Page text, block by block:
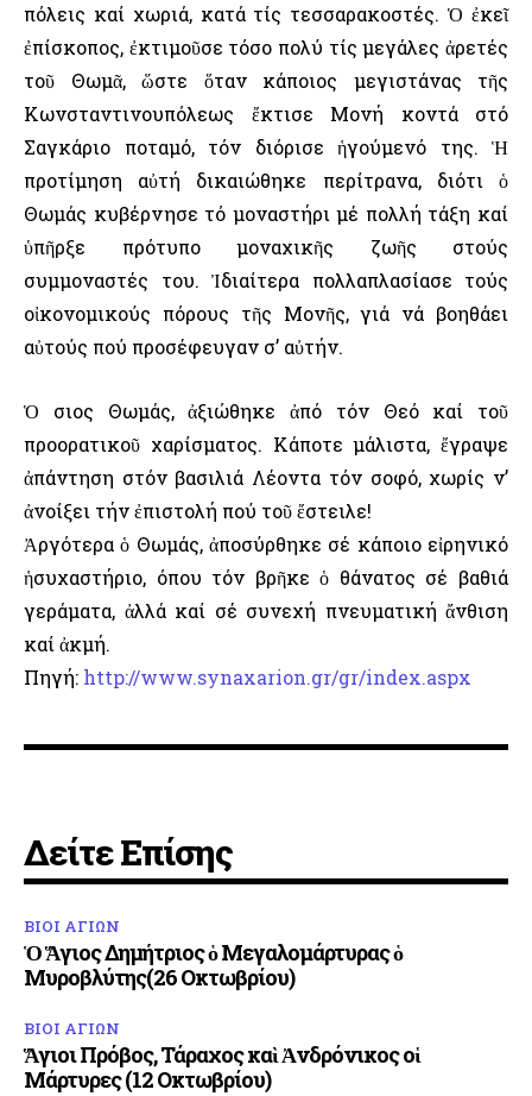
πόλεις καί χωριά, κατά τίς τεσσαρακοστές. Ὁ ἐκεῖ
ἐπίσκοπος, ἐκτιμοῦσε τόσο πολύ τίς μεγάλες ἀρετές
τοῦ Θωμᾶ, ὥστε ὅταν κάποιος μεγιστάνας τῆς
Κωνσταντινουπόλεως ἔκτισε Μονή κοντά στό
Σαγκάριο ποταμό, τόν διόρισε ἡγούμενό της. Ἡ
προτίμηση αὐτή δικαιώθηκε περίτρανα, διότι ὁ
Θωμάς κυβέρνησε τό μοναστήρι μέ πολλή τάξη καί
ὑπῆρξε πρότυπο μοναχικῆς ζωῆς στούς
συμμοναστές του. Ἰδιαίτερα πολλαπλασίασε τούς
οἰκονομικούς πόρους τῆς Μονῆς, γιά νά βοηθάει
αὐτούς πού προσέφευγαν σ’ αὐτήν.
Ὁ Ὅσιος Θωμάς, ἀξιώθηκε ἀπό τόν Θεό καί τοῦ
προορατικοῦ χαρίσματος. Κάποτε μάλιστα, ἔγραψε
ἀπάντηση στόν βασιλιά Λέοντα τόν σοφό, χωρίς ν’
ἀνοίξει τήν ἐπιστολή πού τοῦ ἔστειλε!
Ἀργότερα ὁ Θωμάς, ἀποσύρθηκε σέ κάποιο εἰρηνικό
ἡσυχαστήριο, όπου τόν βρῆκε ὁ θάνατος σέ βαθιά
γεράματα, ἀλλά καί σέ συνεχή πνευματική ἄνθιση
καί ἀκμή.
Πηγή: http://www.synaxarion.gr/gr/index.aspx
Δείτε Επίσης
ΒΙΟΙ ΑΓΙΩΝ
Ὁ Ἅγιος Δημήτριος ὁ Μεγαλομάρτυρας ὁ
Μυροβλύτης(26 Οκτωβρίου)
ΒΙΟΙ ΑΓΙΩΝ
Ἅγιοι Πρόβος, Τάραχος καὶ Ἀνδρόνικος οἱ
Μάρτυρες (12 Οκτωβρίου)